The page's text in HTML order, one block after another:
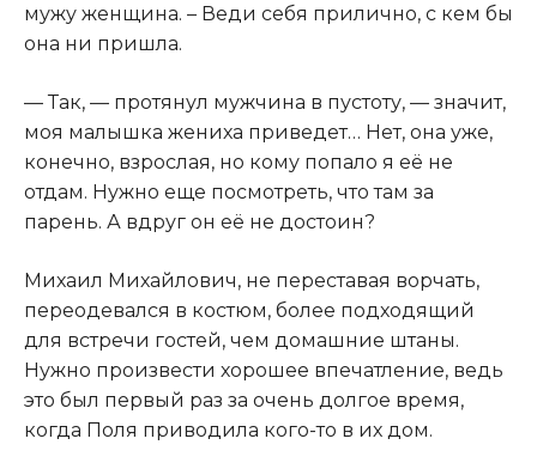
мужу женщина. – Веди себя прилично, с кем бы
она ни пришла.
— Так, — протянул мужчина в пустоту, — значит,
моя малышка жениха приведет… Нет, она уже,
конечно, взрослая, но кому попало я её не
отдам. Нужно еще посмотреть, что там за
парень. А вдруг он её не достоин?
Михаил Михайлович, не переставая ворчать,
переодевался в костюм, более подходящий
для встречи гостей, чем домашние штаны.
Нужно произвести хорошее впечатление, ведь
это был первый раз за очень долгое время,
когда Поля приводила кого-то в их дом.